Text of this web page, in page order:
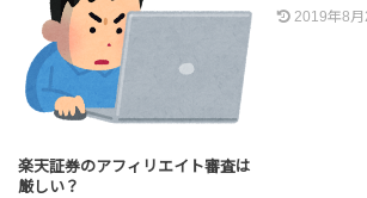
楽天証券のアフィリエイト審査は
厳しい？
2019年8月